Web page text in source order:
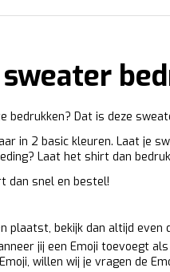
bedrukken? Dat is deze
in 2 basic kleuren. Laat je
Laat het shirt dan
dan snel en bestel!
plaatst, bekijk dan altijd
jij een Emoji toevoegt
willen wij je vragen de